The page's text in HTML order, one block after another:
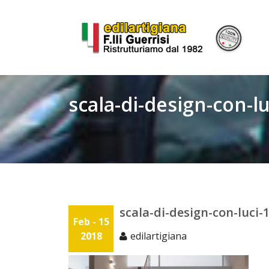
scala-di-design-con-
Feb - 15
2018
scala-di-design-con-luci-
edilartigiana